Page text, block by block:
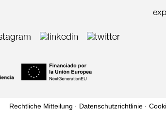
Rechtliche Mitteilung · Datenschutzrichtlinie ·